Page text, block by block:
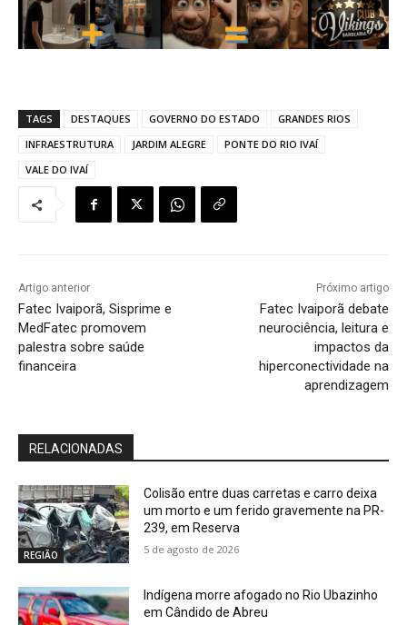
TAGS DESTAQUES GOVERNO DO ESTADO
GRANDES RIOS
INFRAESTRUTURA
JARDIM ALEGRE
PONTE DO RIO IVAÍ
VALE DO IVAÍ
Artigo anterior
Fatec Ivaiporã, Sisprime e
MedFatec promovem
palestra sobre saúde
financeira
Próximo artigo
Fatec Ivaiporã debate
neurociência, leitura e
impactos da
hiperconectividade na
aprendizagem
RELACIONADAS
REGIÃO
Colisão entre duas carretas e carro deixa
um morto e um ferido gravemente na PR-
239, em Reserva
5 de agosto de 2026
Indígena morre afogado no Rio Ubazinho
em Cândido de Abreu